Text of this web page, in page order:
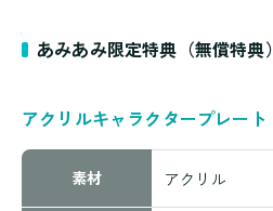
あみあみ限定特典（無償特典）
アクリルキャラクタープレート
素材 アクリル